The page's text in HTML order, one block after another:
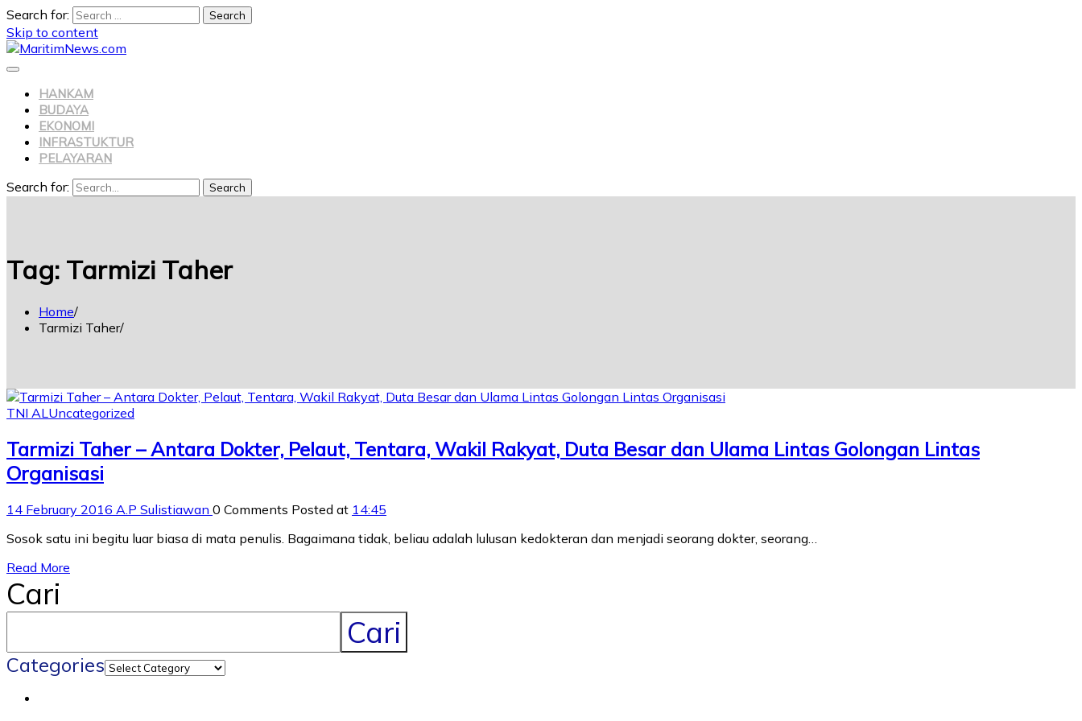
Search for:
Skip to content
HANKAM
BUDAYA
EKONOMI
INFRASTUKTUR
PELAYARAN
Search for: Search
Tag: Tarmizi Taher
Home
Tarmizi Taher
TNI AL Uncategorized
Tarmizi Taher – Antara Dokter, Pelaut, Tentara, Wakil Rakyat, Duta Besar dan Ulama Lintas Golongan Lintas
Organisasi
14 February 2016 A.P Sulistiawan 0 Comments Posted at 14:45
Sosok satu ini begitu luar biasa di mata penulis. Bagaimana tidak, beliau adalah lulusan kedokteran dan menjadi seorang dokter, seorang…
Read More
Cari
Cari
Categories